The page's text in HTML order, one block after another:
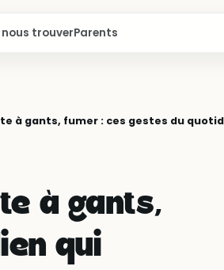
nous trouverParents
à gants, fumer : ces gestes du
à gants,
qui